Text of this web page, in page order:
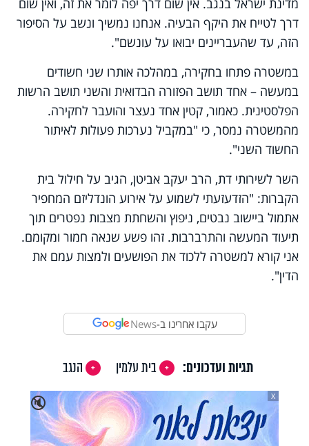
מדינת ישראל בנגב. אין שום דרך יפה לומר את זה, ואין שום
דרך לטייח את היקף הבעיה. אנחנו נמשיך ונשב על הסיפור
הזה, עד שהעבריינים יבואו על עונשם".
במשטרה פתחו בחקירה, במהלכה אותרו שני חשודים
במעשה – אחד תושב הפזורה הבדואית והשני תושב הרשות
הפלסטינית. כאמור, קטין אחד נעצר והועבר לחקירה.
מהמשטרה נמסר, כי "במקביל נערכות פעולות לאיתור
החשוד השני".
השר לשירותי דת, הרב יעקב אביטן, הגיב על חילול בית
הקברות: "הזדעזעתי לשמוע על אירוע הונדליזם המחפיר
אתמול ביישוב נבטים, ניפוץ והשחתת מצבות נפטרים תוך
תיעוד המעשה והתרברבות. זהו פשע שנאה חמור ומקומם.
אני קורא למשטרה ללכוד את הפושעים ולמצות עמם את
הדין".
עקבו אחרינו ב-News
תגיות ועדכונים: בית עלמין
הנגב
🔇
X